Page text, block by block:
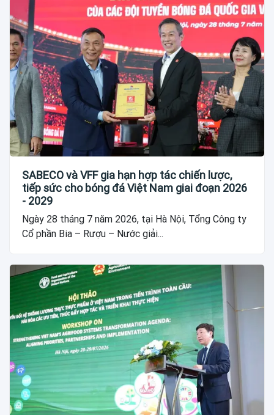
SABECO và VFF gia hạn hợp tác chiến lược,
tiếp sức cho bóng đá Việt Nam giai đoạn 2026
- 2029
Ngày 28 tháng 7 năm 2026, tại Hà Nội, Tổng Công ty
Cổ phần Bia – Rượu – Nước giải...